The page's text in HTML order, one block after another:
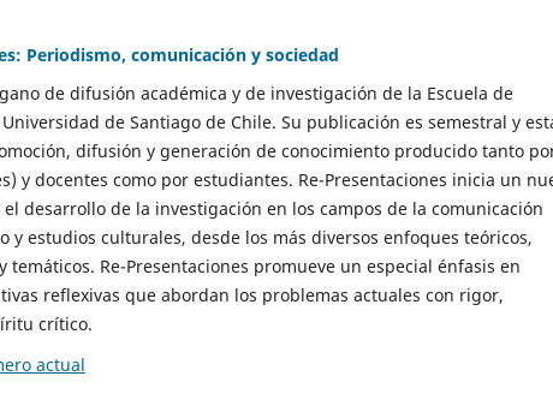
Periodismo, comunicación y sociedad
de difusión académica y de investigación de la Escuela de
de Santiago de Chile. Su publicación es semestral y
difusión y generación de conocimiento producido tanto
y docentes como por estudiantes. Re-Presentaciones inicia un
desarrollo de la investigación en los campos de la comunicación
y estudios culturales, desde los más diversos enfoques teóricos,
temáticos. Re-Presentaciones promueve un especial énfasis en
reflexivas que abordan los problemas actuales con rigor,
crítico.
actual